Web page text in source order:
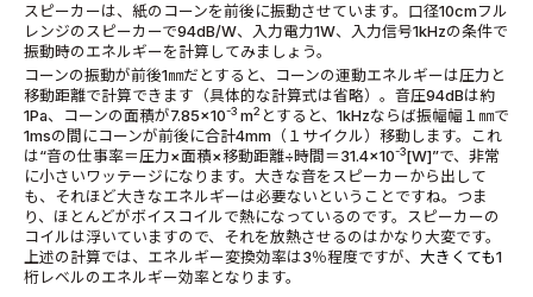
スピーカーは、紙のコーンを前後に振動させています。口径10cmフル
レンジのスピーカーで94dB/W、入力電力1W、入力信号1kHzの条件で
振動時のエネルギーを計算してみましょう。
コーンの振動が前後1㎜だとすると、コーンの運動エネルギーは圧力と
移動距離で計算できます（具体的な計算式は省略）。音圧94dBは約
1Pa、コーンの面積が7.85×10-3 m2 とすると、 1kHzならば振幅幅１㎜で
1msの間にコーンが前後に合計4mm （１サイクル）移動します。これ
は“音の仕事率＝圧力×面積×移動距離÷ 時間＝ 31.4×10-3[W]”で、非常
に小さいワッテージになります。大きな音をスピーカーから出して
も、それほど大きなエネルギーは必要ないということですね。つま
り、ほとんどがボイスコイルで熱になっているのです。スピーカーの
コイルは浮いていますので、それを放熱させるのはかなり大変です。
上述の計算では、エネルギー変換効率は3％程度ですが、 大きくても1
桁レベルのエネルギー効率となります。